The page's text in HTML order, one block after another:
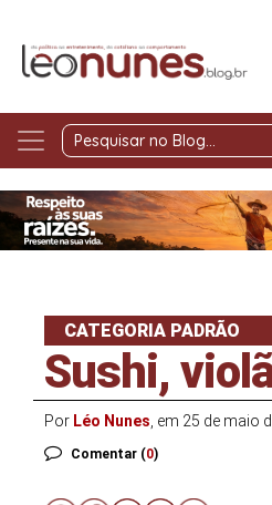
CATEGORIA PADRÃO
Sushi,
Por Léo Nunes , em 25 de maio
Comentar (0)